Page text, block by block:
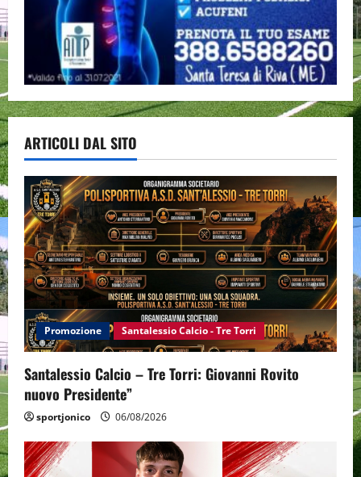
ARTICOLI DAL SITO
Promozione Santalessio Calcio - Tre Torri
Santalessio Calcio – Tre Torri: Giovanni Rovito
nuovo Presidente”
sportjonico 06/08/2026